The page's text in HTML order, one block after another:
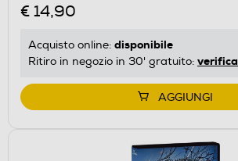
€ 14,90
Acquisto online: disponibile
Ritiro in negozio in 30' gratuito: verifica
AGGIUNGI